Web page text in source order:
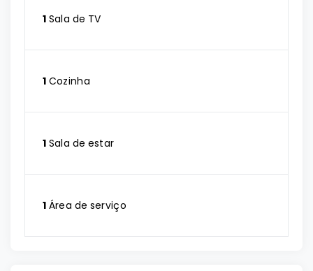
1 Sala de TV
1 Cozinha
1 Sala de estar
1 Área de serviço